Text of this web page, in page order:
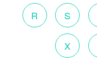
R S
X